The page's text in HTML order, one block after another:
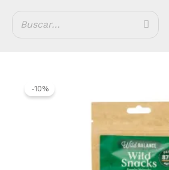
-10%
original
3.95 €.
actual
3.56 €.
Balance
Snacks